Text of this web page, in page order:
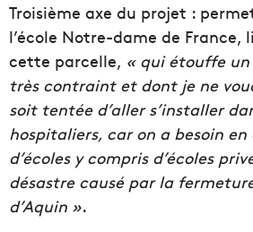
Troisième axe du projet :
l’école Notre-dame de France,
cette parcelle, « qui étouffe
très contraint et dont je ne
soit tentée d’aller s’installer
hospitaliers, car on a besoin
d’écoles y compris d’écoles
désastre causé par la
d’Aquin ».